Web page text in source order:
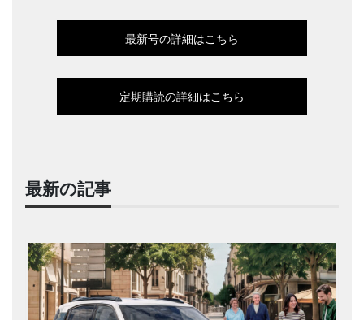
最新号の詳細はこちら
定期購読の詳細はこちら
最新の記事